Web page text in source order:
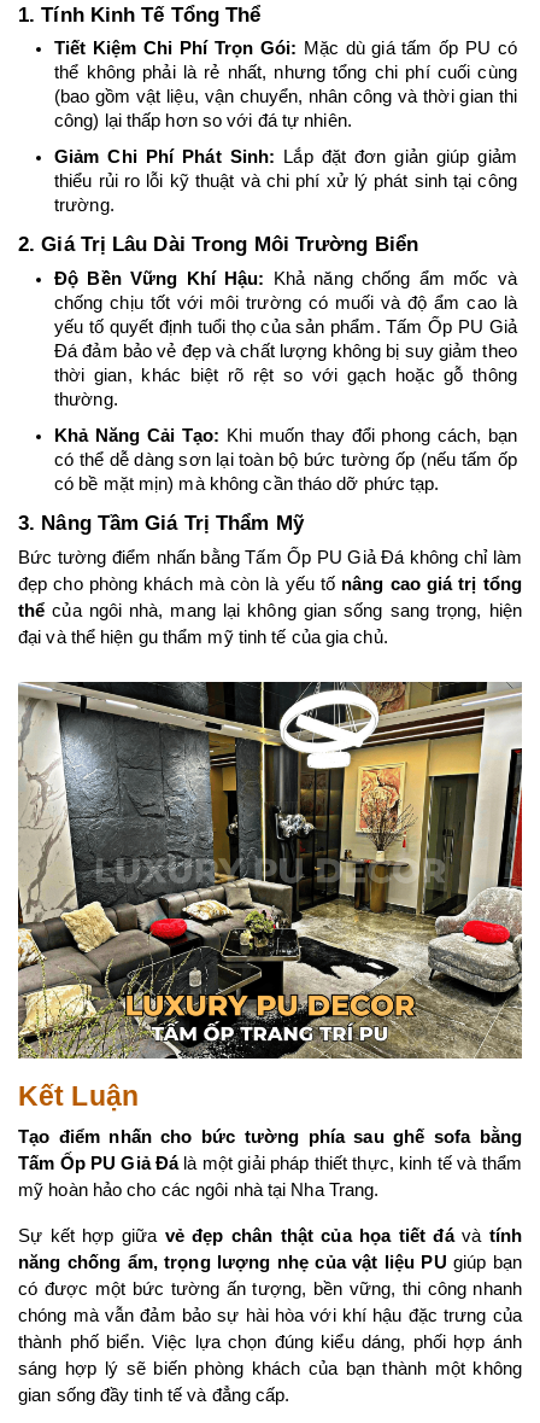
1. Tính Kinh Tế Tổng Thể
Tiết Kiệm Chi Phí Trọn Gói: Mặc dù giá tấm ốp PU có
thể không phải là rẻ nhất, nhưng tổng chi phí cuối cùng
(bao gồm vật liệu, vận chuyển, nhân công và thời gian thi
công) lại thấp hơn so với đá tự nhiên.
Giảm Chi Phí Phát Sinh: Lắp đặt đơn giản giúp giảm
thiểu rủi ro lỗi kỹ thuật và chi phí xử lý phát sinh tại công
trường.
2. Giá Trị Lâu Dài Trong Môi Trường Biển
Độ Bền Vững Khí Hậu: Khả năng chống ẩm mốc và
chống chịu tốt với môi trường có muối và độ ẩm cao là
yếu tố quyết định tuổi thọ của sản phẩm. Tấm Ốp PU Giả
Đá đảm bảo vẻ đẹp và chất lượng không bị suy giảm theo
thời gian, khác biệt rõ rệt so với gạch hoặc gỗ thông
thường.
Khả Năng Cải Tạo: Khi muốn thay đổi phong cách, bạn
có thể dễ dàng sơn lại toàn bộ bức tường ốp (nếu tấm ốp
có bề mặt mịn) mà không cần tháo dỡ phức tạp.
3. Nâng Tầm Giá Trị Thẩm Mỹ
Bức tường điểm nhấn bằng Tấm Ốp PU Giả Đá không chỉ làm
đẹp cho phòng khách mà còn là yếu tố nâng cao giá trị tổng
thể của ngôi nhà, mang lại không gian sống sang trọng, hiện
đại và thể hiện gu thẩm mỹ tinh tế của gia chủ.
Kết Luận
Tạo điểm nhấn cho bức tường phía sau ghế sofa bằng
Tấm Ốp PU Giả Đá là một giải pháp thiết thực, kinh tế và thẩm
mỹ hoàn hảo cho các ngôi nhà tại Nha Trang.
Sự kết hợp giữa vẻ đẹp chân thật của họa tiết đá và tính
năng chống ẩm, trọng lượng nhẹ của vật liệu PU giúp bạn
có được một bức tường ấn tượng, bền vững, thi công nhanh
chóng mà vẫn đảm bảo sự hài hòa với khí hậu đặc trưng của
thành phố biển. Việc lựa chọn đúng kiểu dáng, phối hợp ánh
sáng hợp lý sẽ biến phòng khách của bạn thành một không
gian sống đầy tinh tế và đẳng cấp.